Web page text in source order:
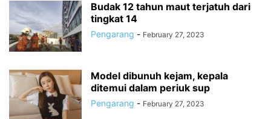
Budak 12 tahun maut terjatuh dari
tingkat 14
Pengarang - February 27, 2023
Model dibunuh kejam, kepala
ditemui dalam periuk sup
Pengarang - February 27, 2023